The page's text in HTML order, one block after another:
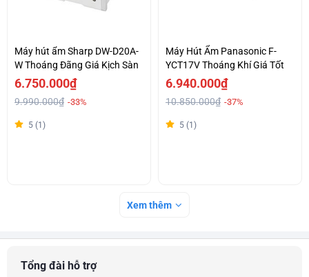
Máy hút ẩm Sharp DW-D20A-
W Thoáng Đãng Giá Kịch Sàn
6.750.000₫
9.990.000₫ -33%
5 (1)
Máy Hút Ẩm Panasonic F-
YCT17V Thoáng Khí Giá Tốt
6.940.000₫
10.850.000₫ -37%
5 (1)
Xem thêm
Tổng đài hỗ trợ